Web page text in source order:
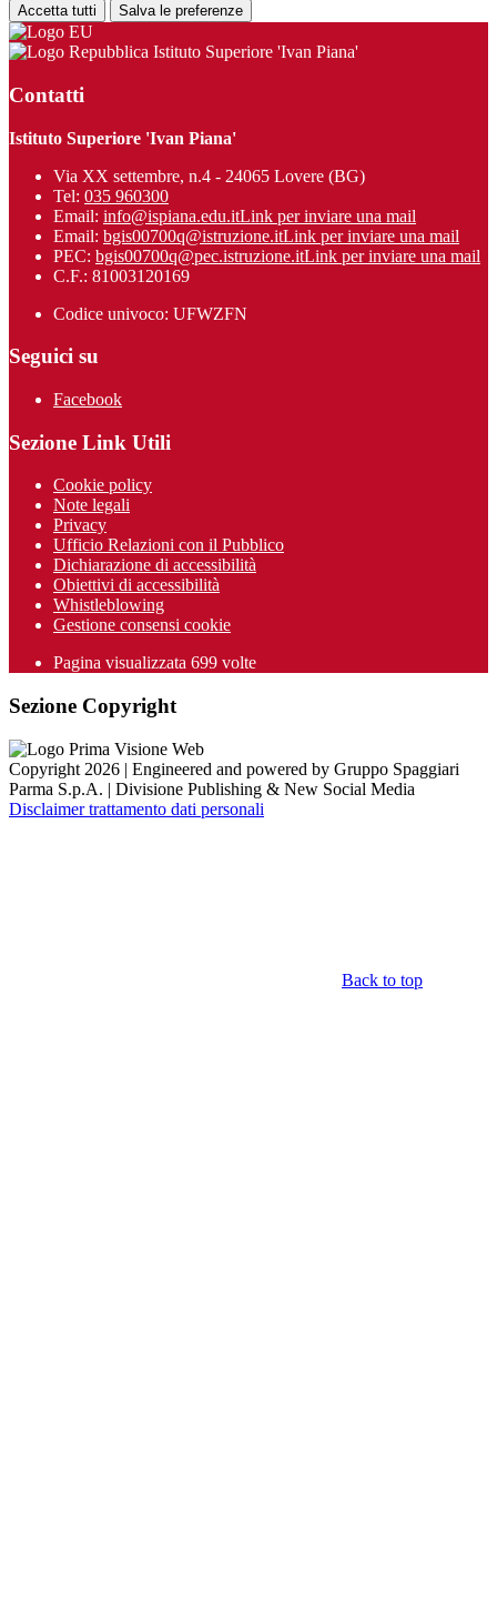
Accetta tutti Salva le preferenze
Istituto Superiore 'Ivan Piana'
Contatti
Istituto Superiore 'Ivan Piana'
Via XX settembre, n.4 - 24065 Lovere (BG)
Tel: 035 960300
Email: info@ispiana.edu.itLink per inviare una mail
Email: bgis00700q@istruzione.itLink per inviare una mail
PEC: bgis00700q@pec.istruzione.itLink per inviare una mail
C.F.: 81003120169
Codice univoco: UFWZFN
Seguici su
Facebook
Sezione Link Utili
Cookie policy
Note legali
Privacy
Ufficio Relazioni con il Pubblico
Dichiarazione di accessibilità
Obiettivi di accessibilità
Whistleblowing
Gestione consensi cookie
Pagina visualizzata 699 volte
Sezione Copyright
Copyright 2026 | Engineered and powered by Gruppo Spaggiari
Parma S.p.A. | Divisione Publishing & New Social Media
Disclaimer trattamento dati personali
Back to top